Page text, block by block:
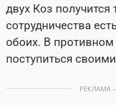
двух Коз получится
сотрудничества
обоих. В противном
поступиться
РЕКЛАМА